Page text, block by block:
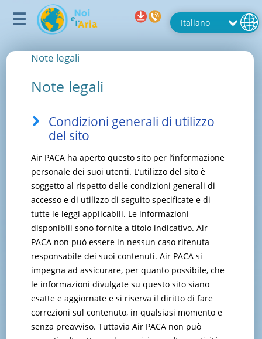
Note legali
Note legali
Condizioni generali di utilizzo
del sito
Air PACA ha aperto questo sito per l’informazione
personale dei suoi utenti. L’utilizzo del sito è
soggetto al rispetto delle condizioni generali di
accesso e di utilizzo di seguito specificate e di
tutte le leggi applicabili. Le informazioni
disponibili sono fornite a titolo indicativo. Air
PACA non può essere in nessun caso ritenuta
responsabile dei suoi contenuti. Air PACA si
impegna ad assicurare, per quanto possibile, che
le informazioni divulgate su questo sito siano
esatte e aggiornate e si riserva il diritto di fare
correzioni sul contenuto, in qualsiasi momento e
senza preavviso. Tuttavia Air PACA non può